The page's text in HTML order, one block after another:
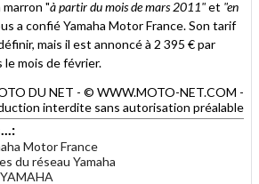
"à partir du mois de mars 2011"et "en
a confié Yamaha Motor France. Son tarif
mais il est annoncé à 2 395 € par
le mois de février.
DU NET - © WWW.MOTO-NET.COM -
interdite sans autorisation préalable
Motor France
du réseau Yamaha